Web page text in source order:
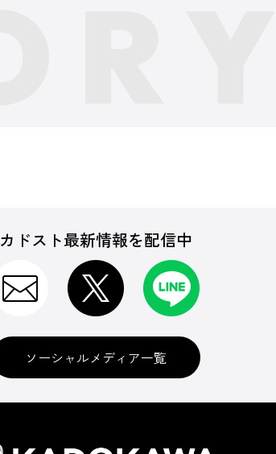
カドスト最新情報を配信中
ソーシャルメディア一覧